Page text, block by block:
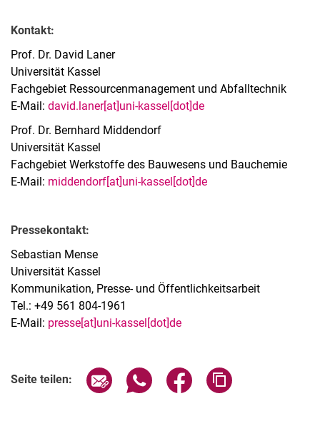
Kontakt:
Prof. Dr. David Laner
Universität Kassel
Fachgebiet Ressourcenmanagement und Abfalltechnik
E-Mail: david.laner[at]uni-kassel[dot]de
Prof. Dr. Bernhard Middendorf
Universität Kassel
Fachgebiet Werkstoffe des Bauwesens und Bauchemie
E-Mail: middendorf[at]uni-kassel[dot]de
Pressekontakt:
Sebastian Mense
Universität Kassel
Kommunikation, Presse- und Öffentlichkeitsarbeit
Tel.: +49 561 804-1961
E-Mail: presse[at]uni-kassel[dot]de
Seite teilen: Seite über E-Mail teilen
Seite über WhatsApp teilen
Seite über Facebook